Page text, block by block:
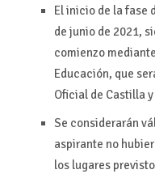
El inicio de la fase
de junio de 2021,
comienzo
Educación, que
Oficial de Castilla y
Se considerarán
aspirante no
los lugares